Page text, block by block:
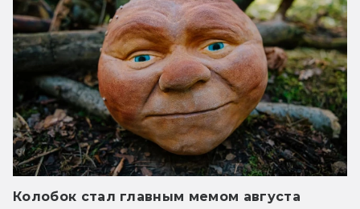
Колобок стал главным мемом августа